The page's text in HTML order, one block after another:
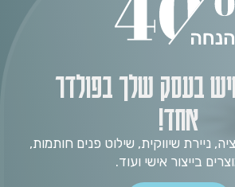
בעסק שלך בפולדר
אחד!
ניירת שיווקית, שילוט פנים חותמות,
בייצור אישי ועוד.